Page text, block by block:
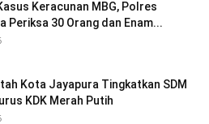
Keracunan MBG, Polres
Periksa 30 Orang dan Enam...
Kota Jayapura Tingkatkan SDM
KDK Merah Putih